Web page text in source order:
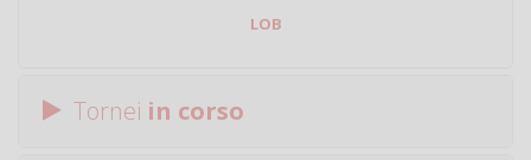
LOB
Tornei in corso